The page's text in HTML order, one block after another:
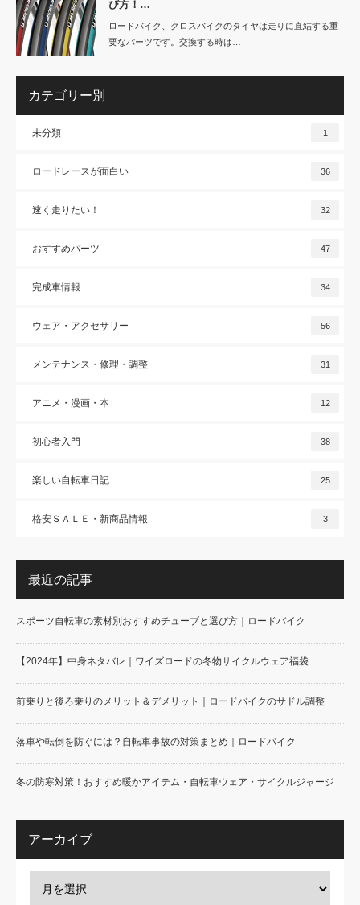
び方！…
ロードバイク、クロスバイクのタイヤは走りに直結する重
要なパーツです。交換する時は…
カテゴリー別
未分類 1
ロードレースが面白い 36
速く走りたい！ 32
おすすめパーツ 47
完成車情報 34
ウェア・アクセサリー 56
メンテナンス・修理・調整 31
アニメ・漫画・本 12
初心者入門 38
楽しい自転車日記 25
格安ＳＡＬＥ・新商品情報 3
最近の記事
スポーツ自転車の素材別おすすめチューブと選び方｜ロードバイク
【2024年】中身ネタバレ｜ワイズロードの冬物サイクルウェア福袋
前乗りと後ろ乗りのメリット＆デメリット｜ロードバイクのサドル調整
落車や転倒を防ぐには？自転車事故の対策まとめ｜ロードバイク
冬の防寒対策！おすすめ暖かアイテム・自転車ウェア・サイクルジャージ
アーカイブ